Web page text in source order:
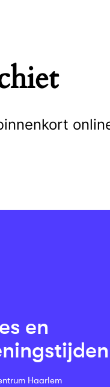
en
Haarlem